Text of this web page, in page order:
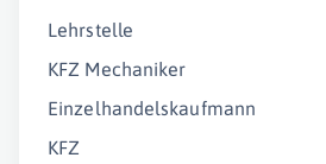
Lehrstelle
KFZ Mechaniker
Einzelhandelskaufmann
KFZ